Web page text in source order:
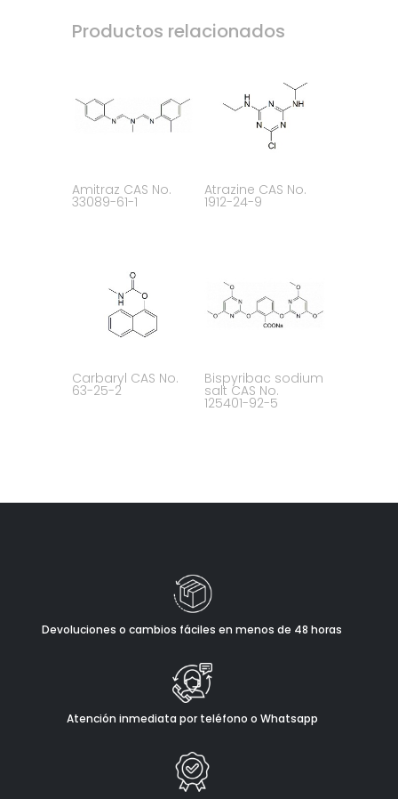
Productos relacionados
Amitraz CAS No.
33089-61-1
Atrazine CAS No.
1912-24-9
Carbaryl CAS No.
63-25-2
Bispyribac sodium
salt CAS No.
125401-92-5
Devoluciones o cambios fáciles en menos de 48 horas
Atención inmediata por teléfono o Whatsapp